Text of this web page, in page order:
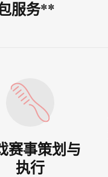
服务**
赛事策划与
执行